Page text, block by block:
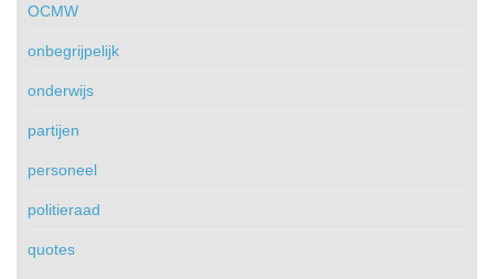
OCMW
onbegrijpelijk
onderwijs
partijen
personeel
politieraad
quotes